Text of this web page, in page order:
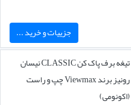
جزییات و خرید ...
تیغه برف پاک کن CLASSIC نیسان
رونیز برند Viewmax چپ و راست
(اکونومی)